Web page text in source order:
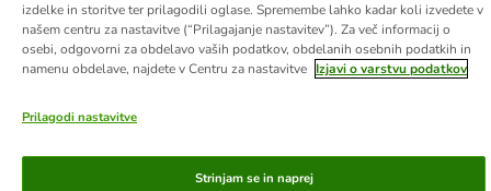
Pogoji poslovanja
Kliknite tukaj za odstop od pogodbe
Odpadki in predpisi glede varovanja okolja
Kontakt
Stroški pošiljanja in čas dostave
Načini plačila
Zasebnost
izdelke in storitve ter prilagodili oglase. Spremembe lahko kadar koli izvedete v
našem centru za nastavitve (“Prilagajanje nastavitev”). Za več informacij o
osebi, odgovorni za obdelavo vaših podatkov, obdelanih osebnih podatkih in
namenu obdelave, najdete v Centru za nastavitve Izjavi o varstvu podatkov
Prilagodi nastavitve
Strinjam se in naprej